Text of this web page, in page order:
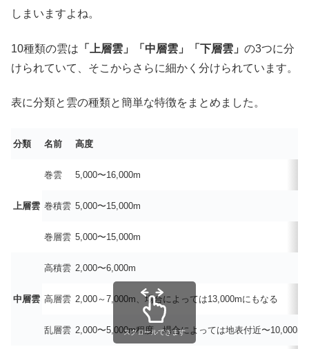
しまいますよね。
10種類の雲は 「上層雲」「中層雲」「下層雲」 の3つに分
けられていて、そこからさらに細かく分けられています。
表に分類と雲の種類と簡単な特徴をまとめました。
分類 名前 高度
上層雲
巻雲 5,000〜16,000m
巻積雲 5,000〜15,000m
巻層雲 5,000〜15,000m
中層雲
高積雲 2,000〜6,000m
高層雲 2,000～7,000m、場合によっては13,000mにもなる
乱層雲 2,000〜5,000m程度、場合によっては地表付近〜10,000m
スクロールできます